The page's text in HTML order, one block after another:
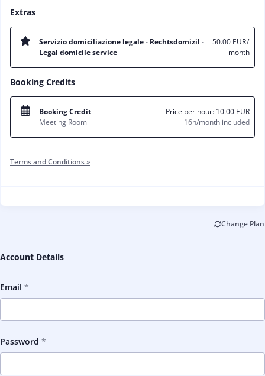
Extras
Servizio domiciliazione legale - Rechtsdomizil -
Legal domicile service
50.00 EUR/
month
Booking Credits
Booking Credit
Meeting Room
Price per hour: 10.00 EUR
16h/month included
Terms and Conditions »
Change Plan
Account Details
Email
Password